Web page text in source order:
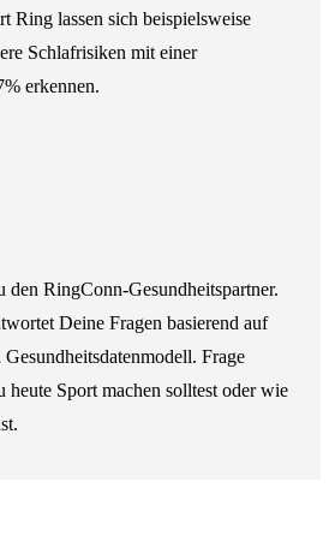
Ring lassen sich beispielsweise
Schlafrisiken mit einer
erkennen.
RingConn-Gesundheitspartner.
Deine Fragen basierend auf
Frage
heute Sport machen solltest oder wie